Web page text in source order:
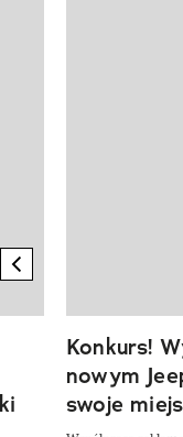
previous element
Konkurs!
nowym
swoje